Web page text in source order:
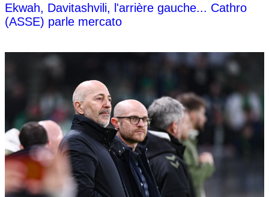
Ekwah, Davitashvili, l'arrière gauche... Cathro
(ASSE) parle mercato